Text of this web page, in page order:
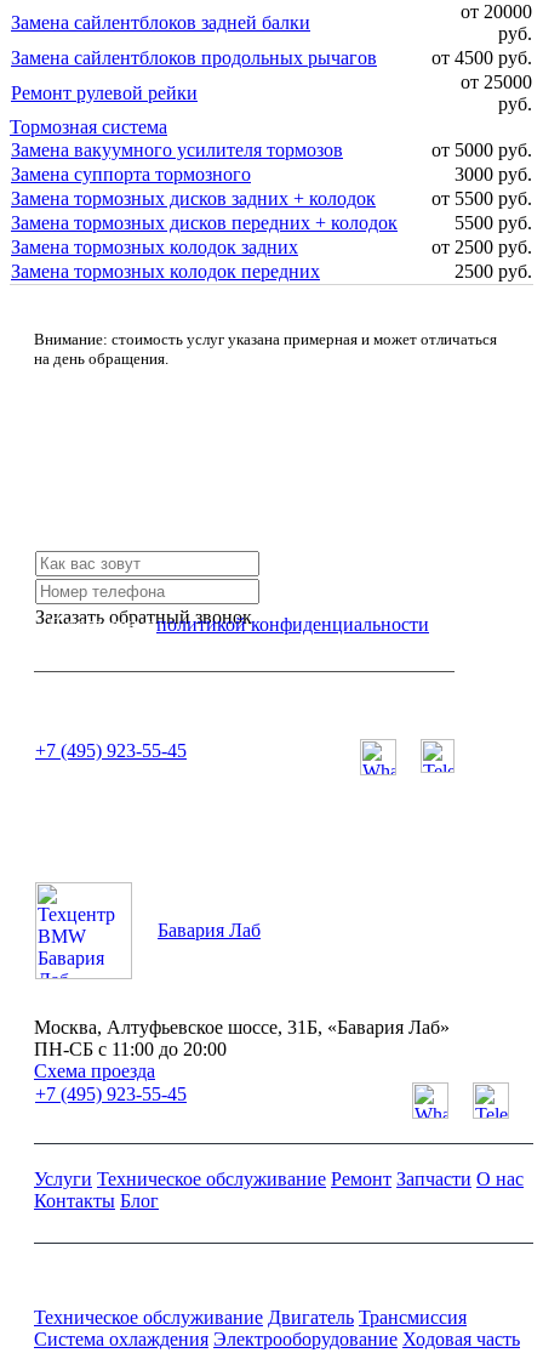
Замена сайлентблоков задней балки
от 20000
руб.
Замена сайлентблоков продольных рычагов
от 4500 руб.
Ремонт рулевой рейки
от 25000
руб.
Тормозная система
Замена вакуумного усилителя тормозов
от 5000 руб.
Замена суппорта тормозного
3000 руб.
Замена тормозных дисков задних + колодок
от 5500 руб.
Замена тормозных дисков передних + колодок
5500 руб.
Замена тормозных колодок задних
от 2500 руб.
Замена тормозных колодок передних
2500 руб.
Внимание: стоимость услуг указана примерная и может отличаться
на день обращения.
Заказать обратный звонок
Я согласен сполитикой конфиденциальности
+7 (495) 923-55-45
Бавария Лаб
Москва, Алтуфьевское шоссе, 31Б, «Бавария Лаб»
ПН-СБ с 11:00 до 20:00
Схема проезда
+7 (495) 923-55-45
Услуги Техническое обслуживание Ремонт Запчасти О нас
Контакты Блог
Техническое обслуживание Двигатель Трансмиссия
Система охлаждения Электрооборудование Ходовая часть